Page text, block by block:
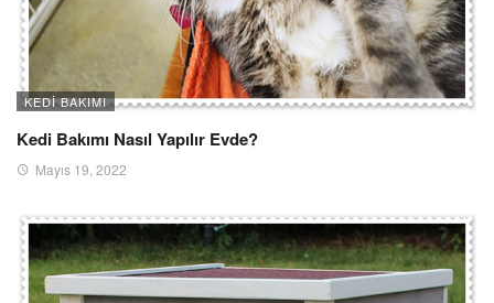
KEDI BAKIMI
Kedi Bakımı Nasıl Yapılır Evde?
Mayıs 19, 2022